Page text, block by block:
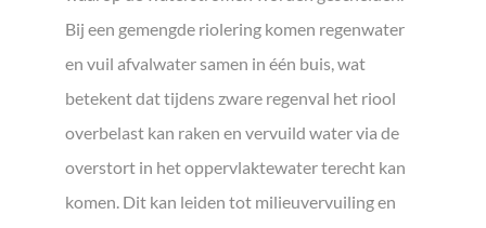
Bij een gemengde riolering komen regenwater
en vuil afvalwater samen in één buis, wat
betekent dat tijdens zware regenval het riool
overbelast kan raken en vervuild water via de
overstort in het oppervlaktewater terecht kan
komen. Dit kan leiden tot milieuvervuiling en